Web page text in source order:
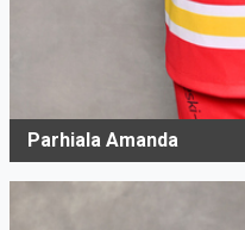
Parhiala Amanda